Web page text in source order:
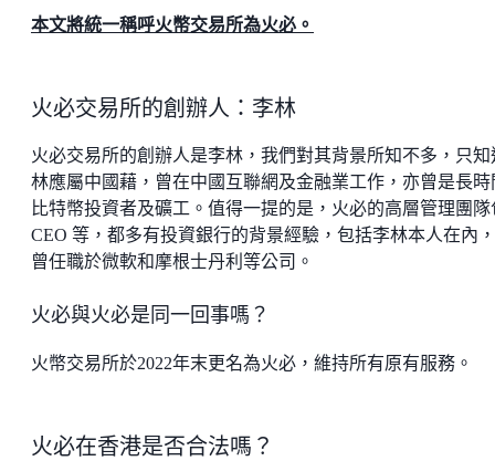
本文將統一稱呼火幣交易所為火必。
火必交易所的創辦人：李林
火必交易所的創辦人是李林，我們對其背景所知不多，只知
林應屬中國藉，曾在中國互聯網及金融業工作，亦曾是長時
比特幣投資者及礦工。值得一提的是，火必的高層管理團隊
CEO 等，都多有投資銀行的背景經驗，包括李林本人在內
曾任職於微軟和摩根士丹利等公司。
火必與火必是同一回事嗎？
火幣交易所於2022年末更名為火必，維持所有原有服務。
火必在香港是否合法嗎？